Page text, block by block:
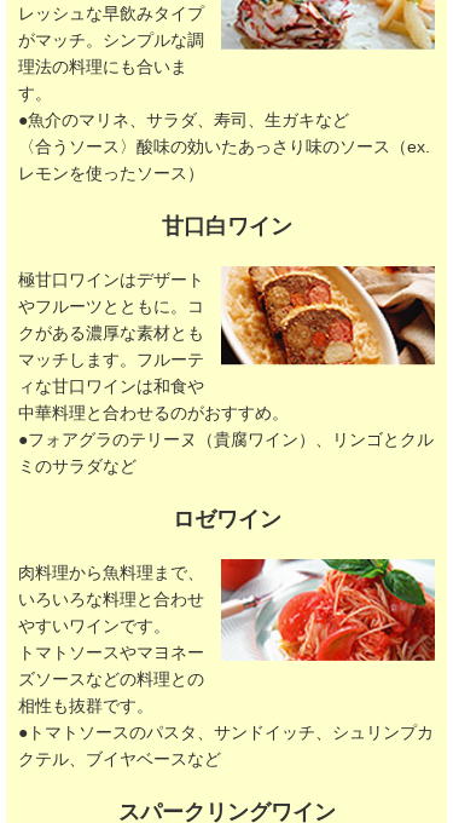
レッシュな早飲みタイプ
がマッチ。シンプルな調
理法の料理にも合いま
す。
●魚介のマリネ、サラダ、寿司、生ガキなど
〈合うソース〉酸味の効いたあっさり味のソース（ex.
レモンを使ったソース）
甘口白ワイン
極甘口ワインはデザート
やフルーツとともに。コ
クがある濃厚な素材とも
マッチします。フルーテ
ィな甘口ワインは和食や
中華料理と合わせるのがおすすめ。
●フォアグラのテリーヌ（貴腐ワイン）、リンゴとクル
ミのサラダなど
ロゼワイン
肉料理から魚料理まで、
いろいろな料理と合わせ
やすいワインです。
トマトソースやマヨネー
ズソースなどの料理との
相性も抜群です。
●トマトソースのパスタ、サンドイッチ、シュリンプカ
クテル、ブイヤベースなど
スパークリングワイン